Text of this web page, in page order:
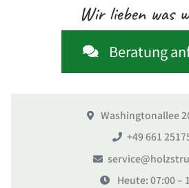
Wir lieben was
Beratung
Washingtonallee
+49 661
Heute: 07:00 –